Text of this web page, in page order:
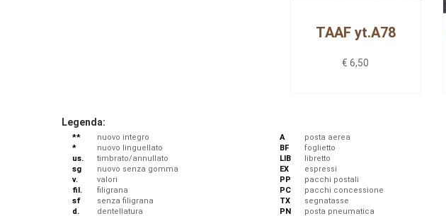
TAAF yt.A78
€ 6,50
Legenda:
**
nuovo integro
*
nuovo linguellato
us.
timbrato/annullato
sg
nuovo senza gomma
v.
valori
fil.
filigrana
sf
senza filigrana
d.
dentellatura
A
posta aerea
BF
foglietto
LIB
libretto
EX
espressi
PP
pacchi postali
PC
pacchi concessione
TX
segnatasse
PN
posta pneumatica